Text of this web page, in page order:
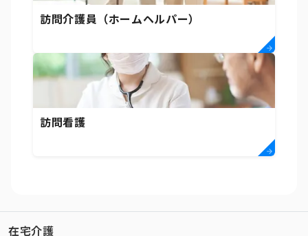
訪問介護員（ホームヘルパー）
訪問看護
在宅介護